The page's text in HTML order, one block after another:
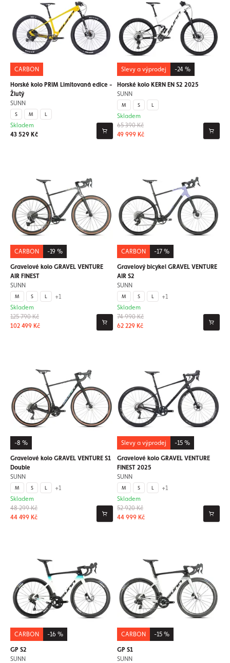
CARBON
Horské kolo PRIM Limitovaná edice -
Žlutý
SUNN
S M L
43 529 Kč
Skladem
Slevy a výprodej -24 %
Horské kolo KERN EN S2 2025
SUNN
M S L
65 390 Kč
49 999 Kč
Skladem
CARBON -19 %
Gravelové kolo GRAVEL VENTURE
AIR FINEST
SUNN
M S L +1
125 790 Kč
102 499 Kč
Skladem
CARBON -17 %
Gravelový bicykel GRAVEL VENTURE
AIR S2
SUNN
M S L +1
74 990 Kč
62 229 Kč
Skladem
-8 %
Gravelové kolo GRAVEL VENTURE S1
Double
SUNN
M S L +1
48 299 Kč
44 499 Kč
Skladem
Slevy a výprodej -15 %
Gravelové kolo GRAVEL VENTURE
FINEST 2025
SUNN
M S L +1
52 920 Kč
44 999 Kč
Skladem
CARBON -16 %
GP S2
SUNN
CARBON -15 %
GP S1
SUNN